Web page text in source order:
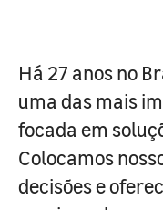
Há 27 anos no
uma das mais
focada em
Colocamos
decisões e